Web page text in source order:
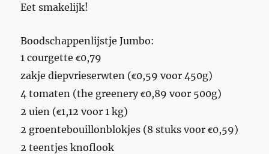
Eet smakelijk!
Boodschappenlijstje Jumbo:
1 courgette€0,79
zakje diepvrieserwten (€0,59 voor 450g)
4 tomaten (the greenery€0,89 voor 500g)
2 uien (€1,12 voor 1 kg)
2 groentebouillonblokjes (8 stuks voor€0,59)
2 teentjes knoflook